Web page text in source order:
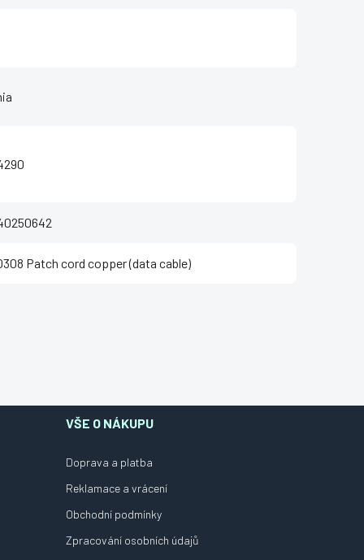
Patch cord copper (data cable)
VŠE O NÁKUPU
Doprava a platba
Reklamace a vrácení
Obchodní podmínky
Zpracování osobních údajů